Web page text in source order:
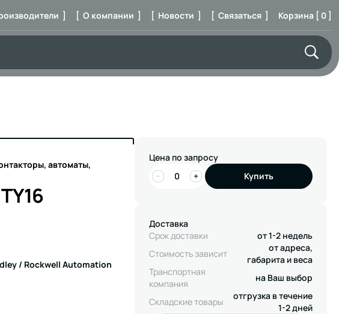
] [ О компании ] [ Новости ] [ Связаться ] Корзина [ 0 ]
автоматы,
/ Rockwell Automation
Цена по запросу
−
+ Купить
Доставка
Срок доставки
от 1-2 недель
Стоимость зависит
от адреса,
габарита и веса
Транспортная
компания
на Ваш выбор
Складские товары
отгрузка в течение
1-2 дней